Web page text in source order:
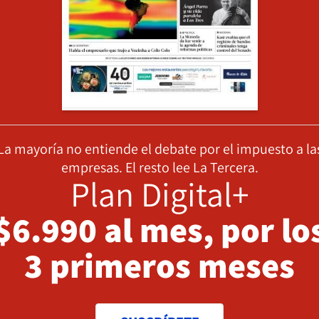
mayoría no entiende el debate por el impuesto a
empresas. El resto lee La Tercera.
Plan Digital+
al mes, por
3 primeros meses